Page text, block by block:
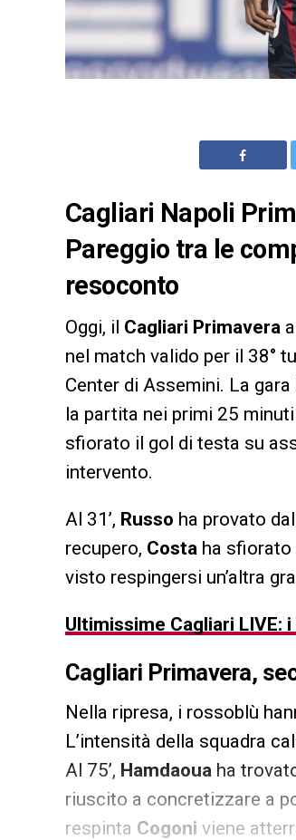
Cagliari Napoli
Pareggio tra le
resoconto
Oggi, il Cagliari Primavera
nel match valido per il 38°
Center di Assemini. La
la partita nei primi 25
sfiorato il gol di testa su
intervento.
Al 31’, Russo ha provato
recupero, Costa ha sfiorato
visto respingersi un’altra
Ultimissime Cagliari LIVE:
Cagliari Primavera,
Nella ripresa, i rossoblù
L’intensità della squadra
Al 75’, Hamdaoua ha
riuscito a concretizzare a
respinta Cogoni viene